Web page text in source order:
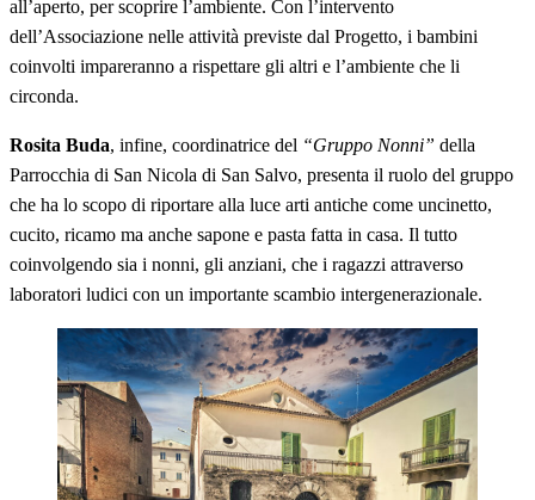
all’aperto, per scoprire l’ambiente. Con l’intervento
dell’Associazione nelle attività previste dal Progetto, i bambini
coinvolti impareranno a rispettare gli altri e l’ambiente che li
circonda.
Rosita Buda, infine, coordinatrice del “Gruppo Nonni” della
Parrocchia di San Nicola di San Salvo, presenta il ruolo del gruppo
che ha lo scopo di riportare alla luce arti antiche come uncinetto,
cucito, ricamo ma anche sapone e pasta fatta in casa. Il tutto
coinvolgendo sia i nonni, gli anziani, che i ragazzi attraverso
laboratori ludici con un importante scambio intergenerazionale.